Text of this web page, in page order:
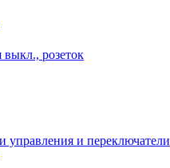
розеток
управления и переключатели